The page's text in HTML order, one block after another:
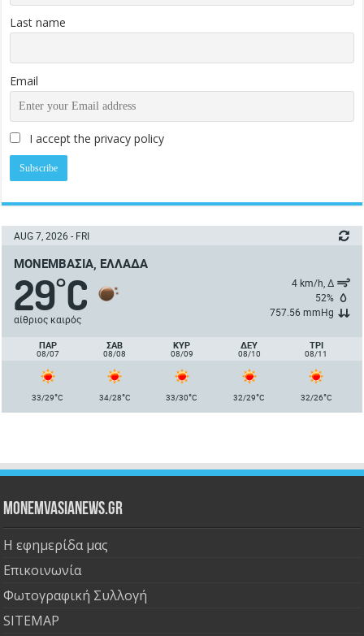
Last name
Email
I accept the privacy policy
AUG 7, 2026 - FRI
ΜΟΝΕΜΒΑΣΙΆ, ΕΛΛΆΔΑ
29°C
αίθριος καιρός
4 km/h, Δ
52%
757.56 mmHg
ΠΑΡ
08/07
ΣΑΒ
08/08
ΚΥΡ
08/09
ΔΕΥ
08/10
ΤΡΙ
08/11
33/29°C 34/28°C 33/30°C 32/29°C 32/26°C
Monemvasianews.gr
Η εφημερίδα μας
Επικοινωνία
Φωτογραφική Συλλογή
SITEMAP